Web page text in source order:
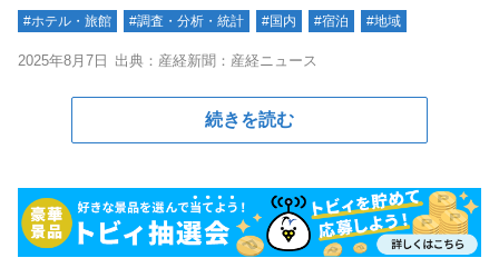
#ホテル・旅館 #調査・分析・統計 #国内 #宿泊 #地域
2025年8月7日 出典：産経新聞：産経ニュース
続きを読む